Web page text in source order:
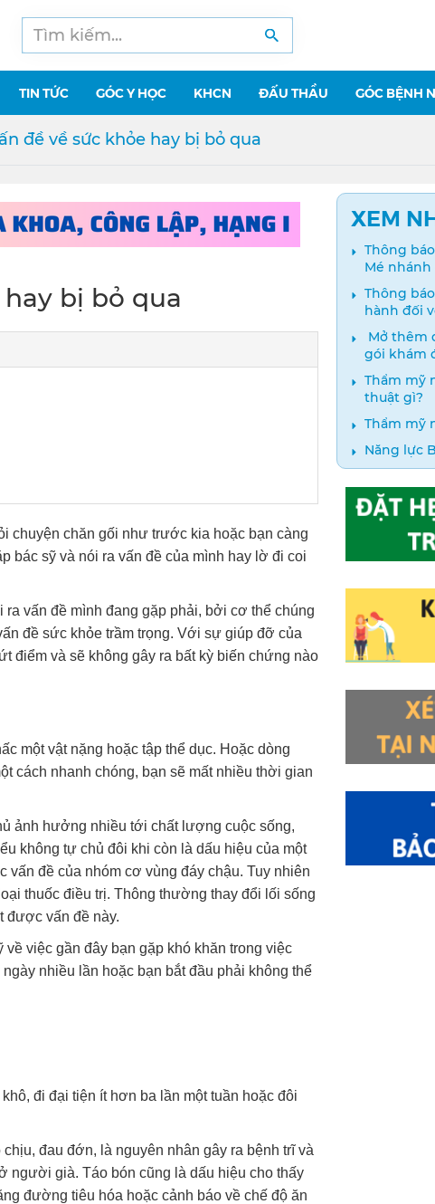
TIN TỨC GÓC Y HỌC KHCN ĐẤU THẦU GÓC BỆNH
đề về sức khỏe hay bị bỏ qua
bị bỏ qua
chuyện chăn gối như trước kia hoặc bạn càng
bác sỹ và nói ra vấn đề của mình hay lờ đi coi
vấn đề mình đang gặp phải, bởi cơ thể chúng
đề sức khỏe trầm trọng. Với sự giúp đỡ của
điểm và sẽ không gây ra bất kỳ biến chứng nào
một vật nặng hoặc tập thể dục. Hoặc dòng
cách nhanh chóng, bạn sẽ mất nhiều thời gian
ảnh hưởng nhiều tới chất lượng cuộc sống,
không tự chủ đôi khi còn là dấu hiệu của một
vấn đề của nhóm cơ vùng đáy chậu. Tuy nhiên
thuốc điều trị. Thông thường thay đổi lối sống
được vấn đề này.
về việc gần đây bạn gặp khó khăn trong việc
nhiều lần hoặc bạn bắt đầu phải không thể
đi đại tiện ít hơn ba lần một tuần hoặc đôi
chịu, đau đớn, là nguyên nhân gây ra bệnh trĩ và
người già. Táo bón cũng là dấu hiệu cho thấy
đường tiêu hóa hoặc cảnh báo về chế độ ăn
XEM
Thông
Mé
bệnh viện
Thông
hành đối
Điều
Mở thêm
gói khám
Thẩm mỹ
thuật gì?
Thẩm mỹ
Năng lực